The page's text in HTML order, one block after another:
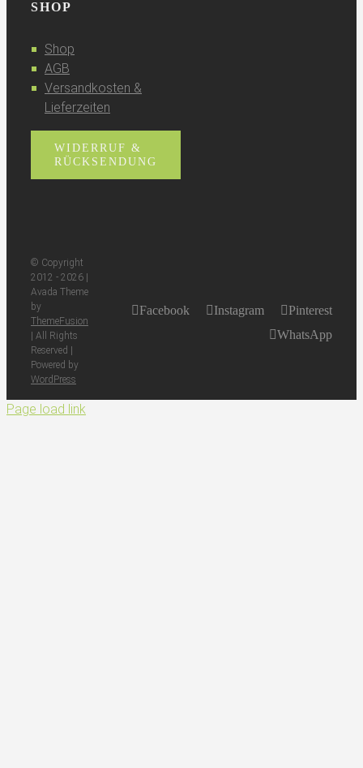
SHOP
Shop
AGB
Versandkosten &
Lieferzeiten
WIDERRUF &
RÜCKSENDUNG
© Copyright
2012 - 2026 |
Avada Theme
by
ThemeFusion
| All Rights
Reserved |
Powered by
WordPress
Facebook Instagram
Pinterest
WhatsApp
Page load link